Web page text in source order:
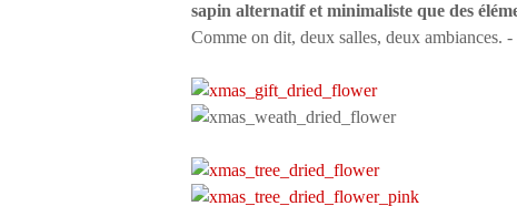
sapin alternatif et minimaliste que des
Comme on dit, deux salles, deux ambiances.